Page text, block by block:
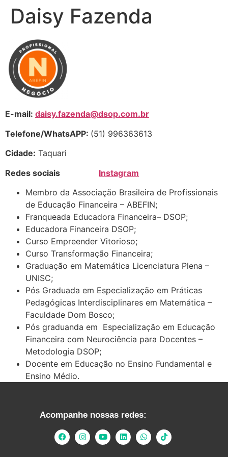
Daisy Fazenda
E-mail: daisy.fazenda@dsop.com.br
Telefone/WhatsAPP: (51) 996363613
Cidade: Taquari
Redes sociais Instagram
Membro da Associação Brasileira de Profissionais
de Educação Financeira – ABEFIN;
Franqueada Educadora Financeira– DSOP;
Educadora Financeira DSOP;
Curso Empreender Vitorioso;
Curso Transformação Financeira;
Graduação em Matemática Licenciatura Plena –
UNISC;
Pós Graduada em Especialização em Práticas
Pedagógicas Interdisciplinares em Matemática –
Faculdade Dom Bosco;
Pós graduanda em Especialização em Educação
Financeira com Neurociência para Docentes –
Metodologia DSOP;
Docente em Educação no Ensino Fundamental e
Ensino Médio.
Acompanhe nossas redes: